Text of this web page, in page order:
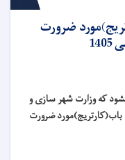
ضرورت
که وزارت شهر سازی و
تهیه و تدارک 39 قلم رنگ باب(کارتریج)مورد ضرورت